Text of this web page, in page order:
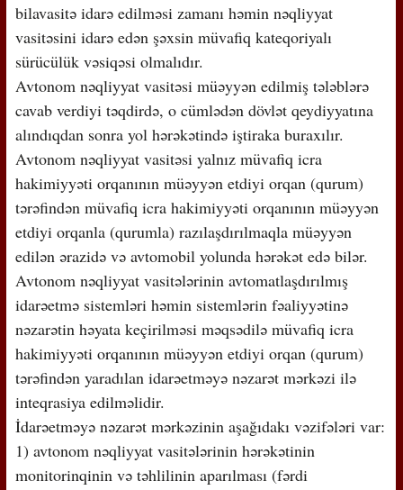
bilavasitə idarə edilməsi zamanı həmin nəqliyyat
vasitəsini idarə edən şəxsin müvafiq kateqoriyalı
sürücülük vəsiqəsi olmalıdır.
Avtonom nəqliyyat vasitəsi müəyyən edilmiş tələblərə
cavab verdiyi təqdirdə, o cümlədən dövlət qeydiyyatına
alındıqdan sonra yol hərəkətində iştiraka buraxılır.
Avtonom nəqliyyat vasitəsi yalnız müvafiq icra
hakimiyyəti orqanının müəyyən etdiyi orqan (qurum)
tərəfindən müvafiq icra hakimiyyəti orqanının müəyyən
etdiyi orqanla (qurumla) razılaşdırılmaqla müəyyən
edilən ərazidə və avtomobil yolunda hərəkət edə bilər.
Avtonom nəqliyyat vasitələrinin avtomatlaşdırılmış
idarəetmə sistemləri həmin sistemlərin fəaliyyətinə
nəzarətin həyata keçirilməsi məqsədilə müvafiq icra
hakimiyyəti orqanının müəyyən etdiyi orqan (qurum)
tərəfindən yaradılan idarəetməyə nəzarət mərkəzi ilə
inteqrasiya edilməlidir.
İdarəetməyə nəzarət mərkəzinin aşağıdakı vəzifələri var:
1) avtonom nəqliyyat vasitələrinin hərəkətinin
monitorinqinin və təhlilinin aparılması (fərdi